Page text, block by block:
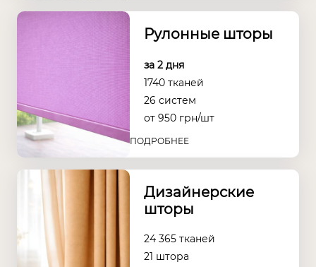
Рулонные шторы
за 2 дня
1740 тканей
26 систем
от 950 грн/шт
ПОДРОБНЕЕ
Дизайнерские
шторы
24 365 тканей
21 штора